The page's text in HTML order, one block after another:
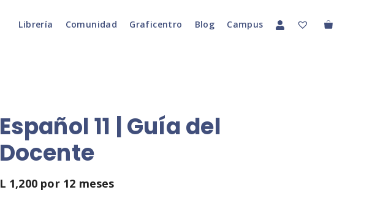
Librería Comunidad Graficentro Blog Campus
Español 11 | Guía del
Docente
L 1,200 por 12 meses